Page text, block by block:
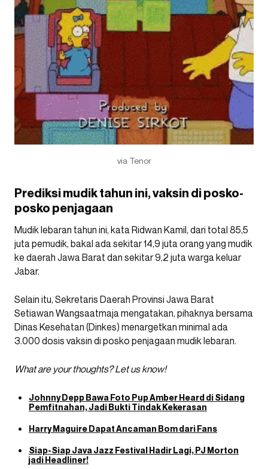
via Tenor
Prediksi mudik tahun ini, vaksin di posko-
posko penjagaan
Mudik lebaran tahun ini, kata Ridwan Kamil, dari total 85,5
juta pemudik, bakal ada sekitar 14,9 juta orang yang mudik
ke daerah Jawa Barat dan sekitar 9,2 juta warga keluar
Jabar.
Selain itu, Sekretaris Daerah Provinsi Jawa Barat
Setiawan Wangsaatmaja mengatakan, pihaknya bersama
Dinas Kesehatan (Dinkes) menargetkan minimal ada
3.000 dosis vaksin di posko penjagaan mudik lebaran.
What are your thoughts? Let us know!
Johnny Depp Bawa Foto Pup Amber Heard di Sidang
Pemfitnahan, Jadi Bukti Tindak Kekerasan
Harry Maguire Dapat Ancaman Bom dari Fans
Siap-Siap Java Jazz Festival Hadir Lagi, PJ Morton
jadi Headliner!